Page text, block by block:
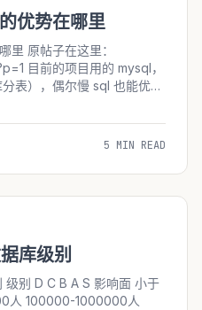
优势在哪里
里 原帖子在这里：
，
表），偶尔慢 sql 也能优化
优势呢，哪些场景下是
oracle 能单...
5 MIN READ
库级别
别 D C B A S 影响面 小于
人 100000-1000000人